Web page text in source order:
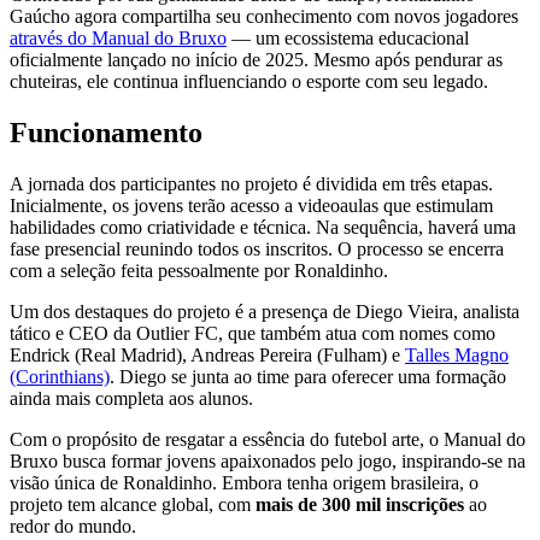
Gaúcho agora compartilha seu conhecimento com novos jogadores
através do Manual do Bruxo — um ecossistema educacional
oficialmente lançado no início de 2025. Mesmo após pendurar as
chuteiras, ele continua influenciando o esporte com seu legado.
Funcionamento
A jornada dos participantes no projeto é dividida em três etapas.
Inicialmente, os jovens terão acesso a videoaulas que estimulam
habilidades como criatividade e técnica. Na sequência, haverá uma
fase presencial reunindo todos os inscritos. O processo se encerra
com a seleção feita pessoalmente por Ronaldinho.
Um dos destaques do projeto é a presença de Diego Vieira, analista
tático e CEO da Outlier FC, que também atua com nomes como
Endrick (Real Madrid), Andreas Pereira (Fulham) e Talles Magno
(Corinthians). Diego se junta ao time para oferecer uma formação
ainda mais completa aos alunos.
Com o propósito de resgatar a essência do futebol arte, o Manual do
Bruxo busca formar jovens apaixonados pelo jogo, inspirando-se na
visão única de Ronaldinho. Embora tenha origem brasileira, o
projeto tem alcance global, com mais de 300 mil inscrições ao
redor do mundo.